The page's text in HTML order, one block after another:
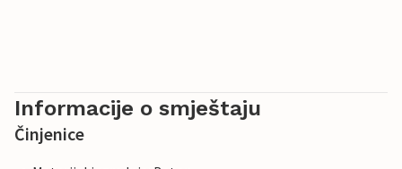
Informacije o smještaju
Činjenice